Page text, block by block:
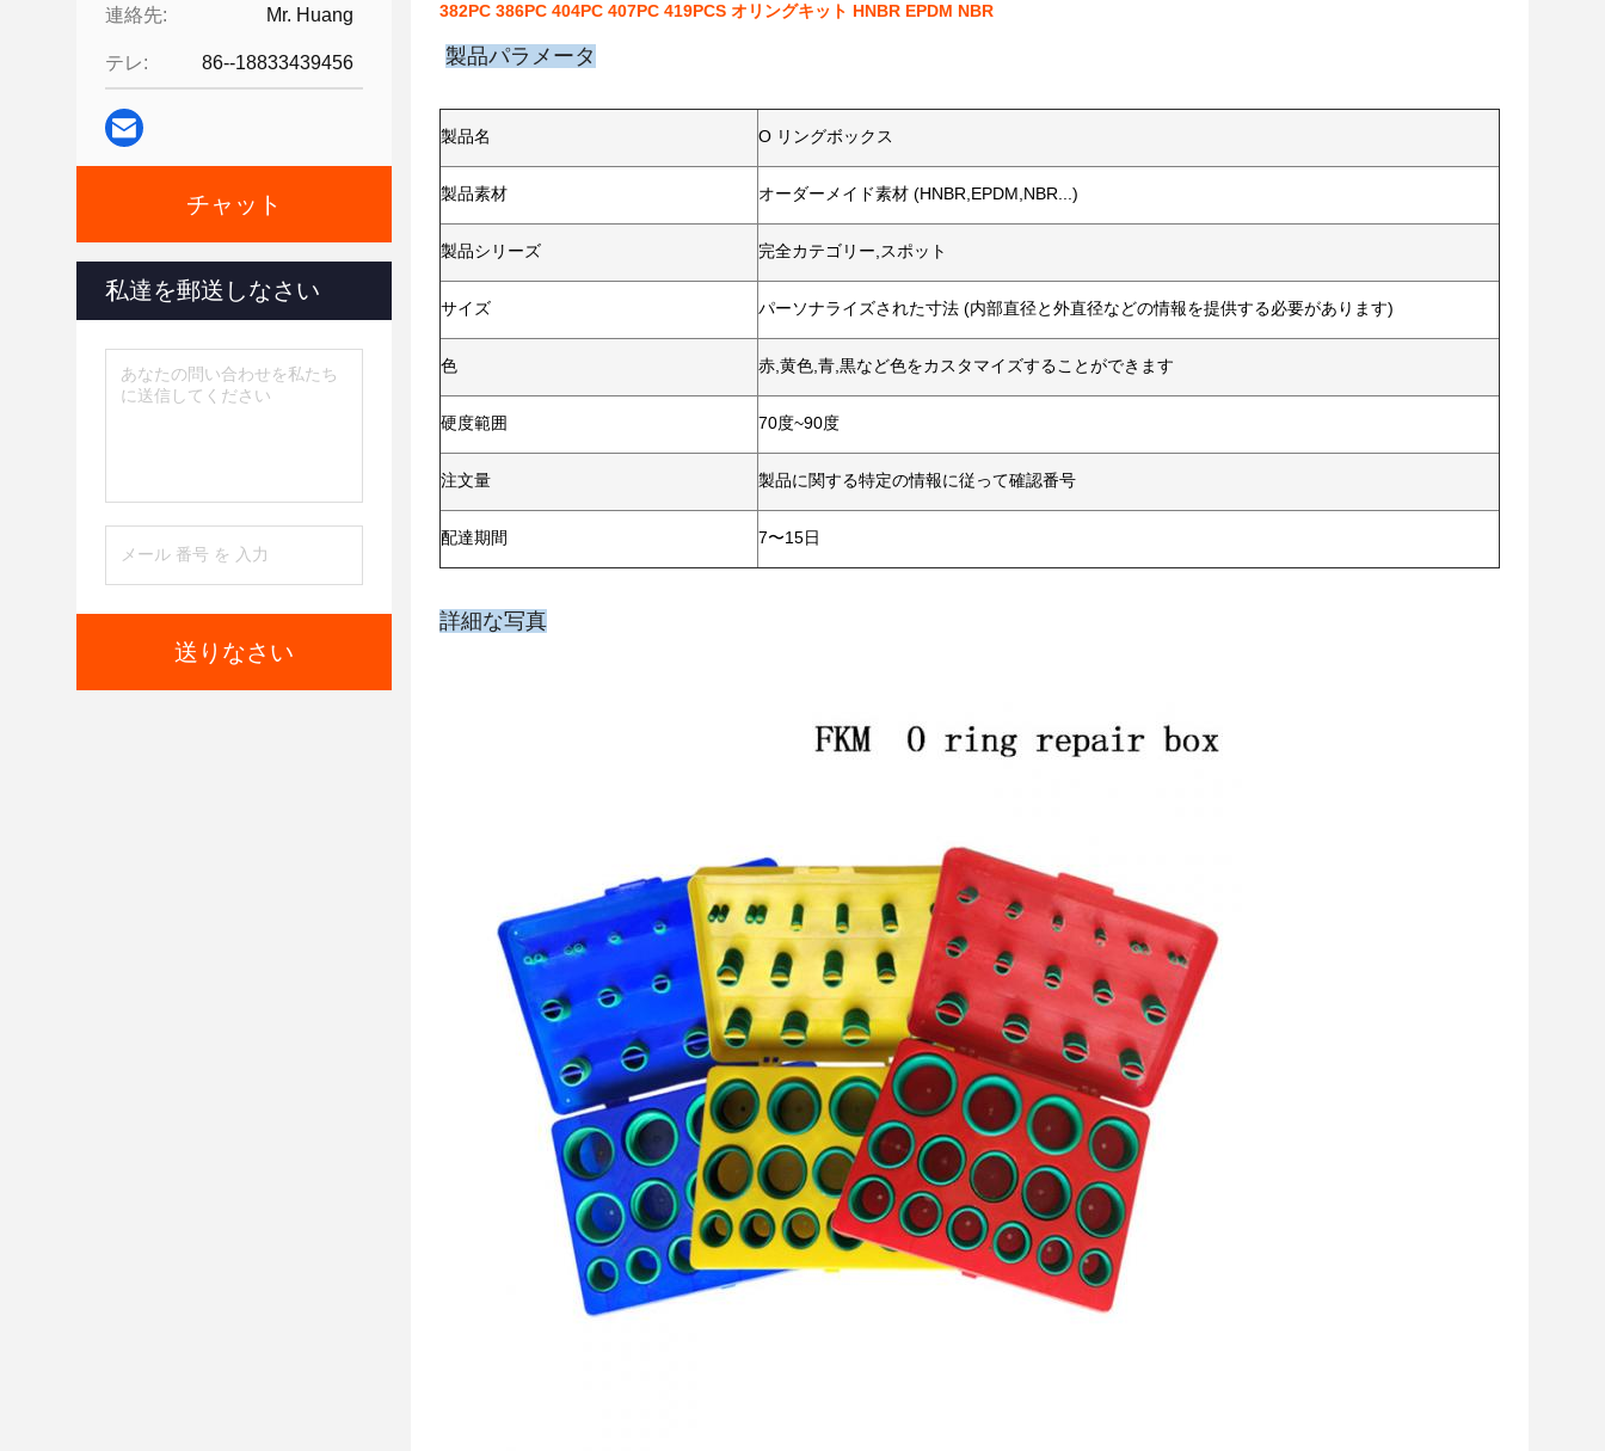
連絡先: Mr. Huang
テレ: 86--18833439456
チャット
私達を郵送しなさい
送りなさい
382PC 386PC 404PC 407PC 419PCS オリングキット HNBR EPDM NBR
製品パラメータ
製品名 O リングボックス
製品素材 オーダーメイド素材 (HNBR,EPDM,NBR...)
製品シリーズ 完全カテゴリー,スポット
サイズ パーソナライズされた寸法 (内部直径と外直径などの情報を提供する必要があります)
色 赤,黄色,青,黒など色をカスタマイズすることができます
硬度範囲 70度~90度
注文量 製品に関する特定の情報に従って確認番号
配達期間 7〜15日
詳細な写真